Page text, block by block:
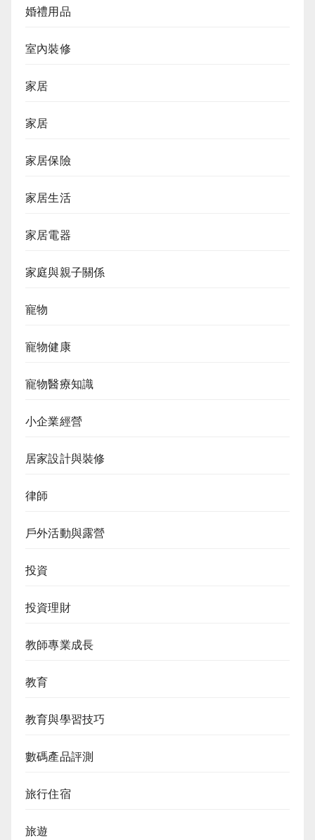
婚禮用品
室內裝修
家居
家居
家居保險
家居生活
家居電器
家庭與親子關係
寵物
寵物健康
寵物醫療知識
小企業經營
居家設計與裝修
律師
戶外活動與露營
投資
投資理財
教師專業成長
教育
教育與學習技巧
數碼產品評測
旅行住宿
旅遊